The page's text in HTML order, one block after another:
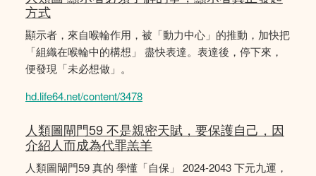
方式
顯示者，來自喉輪作用，被「動力中心」的推動，加快把
「組織在喉輪中的構想」 盡快表達。表達後，停下來，
便發現「未必想做」。
hd.life64.net/content/3478
人類圖閘門59 不是親密天賦，要保護自己，因
介紹人而成為代罪羔羊
人類圖閘門59 真的 學懂「自保」 2024-2043 下元九運，